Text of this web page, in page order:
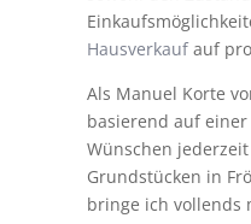
Hausverkaufauf
Als Manuel Korte
basierend auf
Wünschen
Grundstücken in
bringe ich vollends